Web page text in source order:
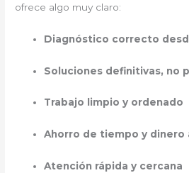
ofrece algo muy claro:
Diagnóstico correcto
Soluciones definitivas, no
Trabajo limpio y ordenado
Ahorro de tiempo y dinero
Atención rápida y cercana